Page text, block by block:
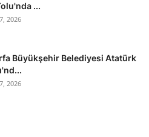
...
2026
Büyükşehir Belediyesi Atatürk
2026